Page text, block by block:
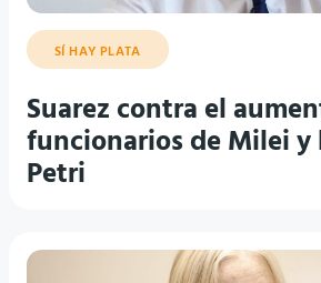
SÍ HAY PLATA
Suarez contra el
funcionarios de Milei y
Petri